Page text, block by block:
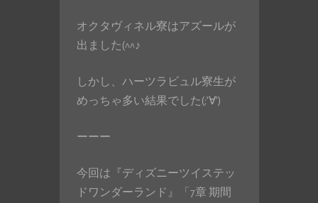
オクタヴィネル寮はアズールが
出ました(^^♪
しかし、ハーツラビュル寮生が
めっちゃ多い結果でした(;’∀’)
ーーー
今回は『ディズニーツイステッ
ドワンダーランド』「7章 期間